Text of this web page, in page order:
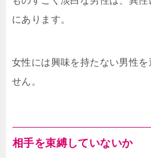
にあります。
女性には興味を持たない男性を
せん。
相手を束縛していないか